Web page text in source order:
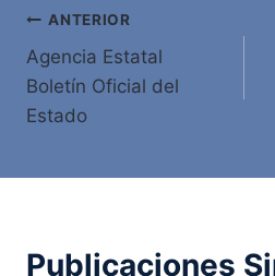
Navegación
de
entradas
ANTERIOR
Agencia Estatal
Boletín Oficial del
Estado
Publicaciones